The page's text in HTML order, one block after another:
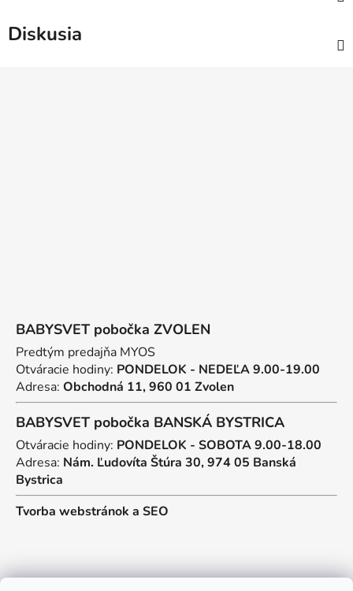
Diskusia
BABYSVET pobočka ZVOLEN
Predtým predajňa MYOS
Otváracie hodiny: PONDELOK - NEDEĽA 9.00-19.00
Adresa: Obchodná 11, 960 01 Zvolen
BABYSVET pobočka BANSKÁ BYSTRICA
Otváracie hodiny: PONDELOK - SOBOTA 9.00-18.00
Adresa: Nám. Ľudovíta Štúra 30, 974 05 Banská
Bystrica
Tvorba webstránok a SEO